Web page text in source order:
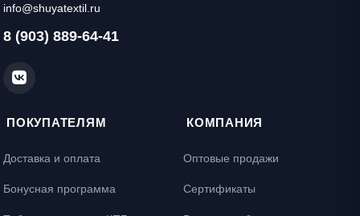
info@shuyatextil.ru
8 (903) 889-64-41
ПОКУПАТЕЛЯМ
Доставка и оплата
Бонусная программа
КОМПАНИЯ
Оптовые продажи
Сертификаты